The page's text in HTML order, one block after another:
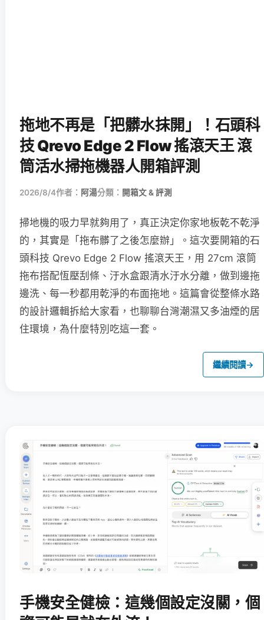
拖地不再是「把髒水抹開」！石頭科
技 Qrevo Edge 2 Flow 搖滾天王 滾
筒活水掃拖機器人開箱評測
2026/8/4作者： 阿湯分類： 開箱文 & 評測
掃地機的吸力早就夠用了，真正決定你家地板乾不乾淨
的，其實是「拖布髒了之後怎麼辦」。這次要開箱的石
頭科技 Qrevo Edge 2 Flow 搖滾天王，用 27cm 滾筒
拖布搭配恆壓刮條、汙水盒跟清水汙水分離，做到邊拖
邊洗、每一秒都用乾淨的布面拖地。這篇會從整條水路
的設計邏輯拆給大家看，也聊聊台灣潮濕又多油煙的居
住環境，為什麼特別吃這一套。
繼續閱讀→
手機安全健檢：這幾個設定沒關，個